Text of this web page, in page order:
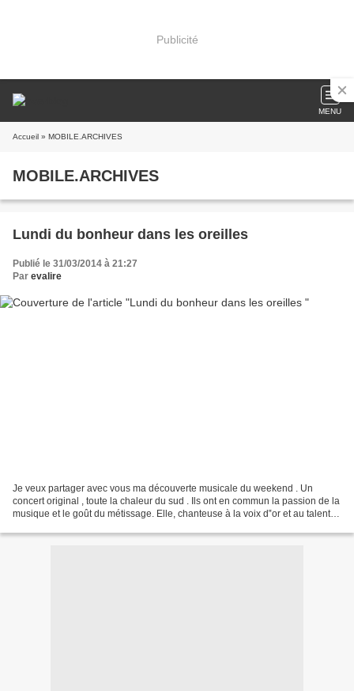
Publicité
MENU
Accueil » MOBILE.ARCHIVES
MOBILE.ARCHIVES
Lundi du bonheur dans les oreilles
Publié le 31/03/2014 à 21:27
Par evalire
Je veux partager avec vous ma découverte musicale du weekend . Un
concert original , toute la chaleur du sud . Ils ont en commun la passion de la
musique et le goût du métissage. Elle, chanteuse à la voix d‟or et au talent